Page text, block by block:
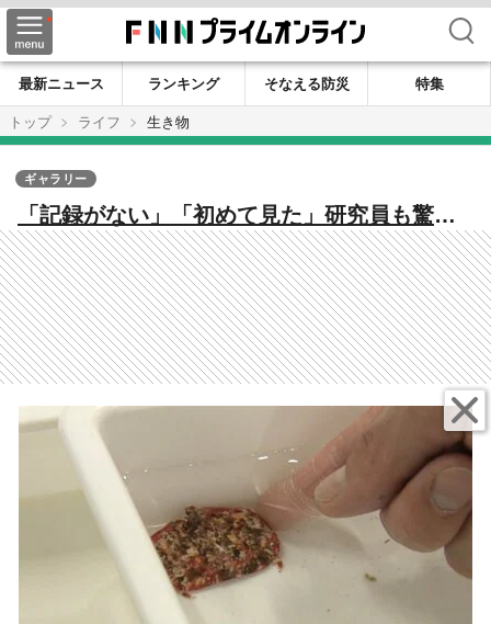
検索
最新ニュース ランキング そなえる防災
特集
トップ
ライフ 生き物
「記録がない」「初めて見た」研究員も驚く
海の異変 南三陸で潜水調査 イセエビだけじゃ
ない生き物の変化【宮城発】
ギャラリー